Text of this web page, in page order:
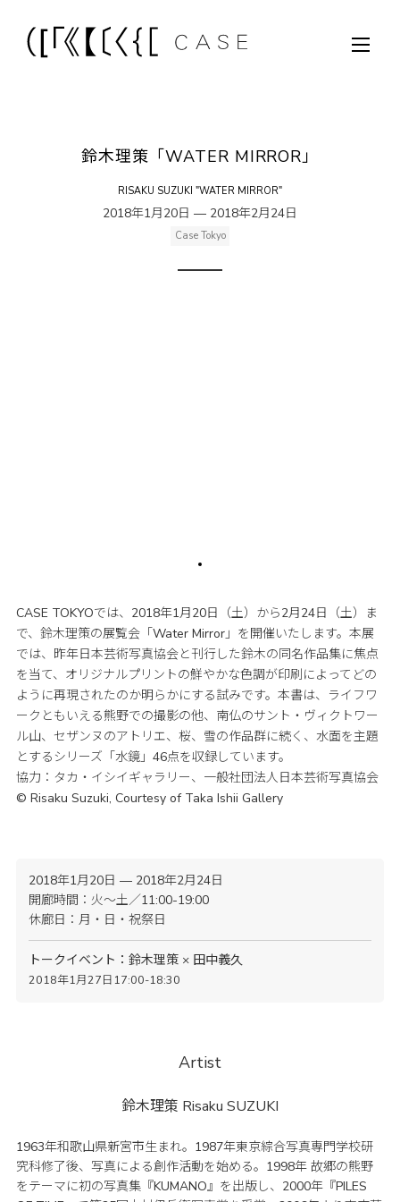
鈴木理策「WATER MIRROR」
RISAKU SUZUKI "WATER MIRROR"
2018年1月20日 — 2018年2月24日
Case Tokyo
CASE TOKYOでは、2018年1月20日（土）から2月24日（土）ま
で、鈴木理策の展覧会「Water Mirror」を開催いたします。本展
では、昨年日本芸術写真協会と刊行した鈴木の同名作品集に焦点
を当て、オリジナルプリントの鮮やかな色調が印刷によってどの
ように再現されたのか明らかにする試みです。本書は、ライフワ
ークともいえる熊野での撮影の他、南仏のサント・ヴィクトワー
ル山、セザンヌのアトリエ、桜、雪の作品群に続く、水面を主題
とするシリーズ「水鏡」46点を収録しています。
協力：タカ・イシイギャラリー、一般社団法人日本芸術写真協会
© Risaku Suzuki, Courtesy of Taka Ishii Gallery
2018年1月20日 — 2018年2月24日
開廊時間：火〜土／11:00-19:00
休廊日：月・日・祝祭日
トークイベント：鈴木理策 × 田中義久
2018年1月27日17:00-18:30
Artist
鈴木理策 Risaku SUZUKI
1963年和歌山県新宮市生まれ。1987年東京綜合写真専門学校研
究科修了後、写真による創作活動を始める。1998年 故郷の熊野
をテーマに初の写真集『KUMANO』を出版し、2000年『PILES